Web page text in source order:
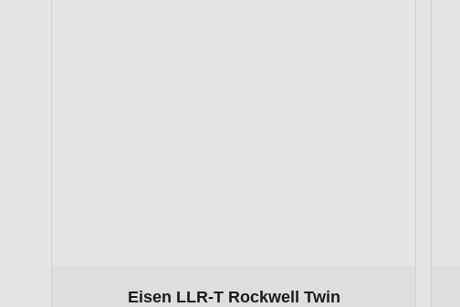
Eisen LLR-T Rockwell Twin